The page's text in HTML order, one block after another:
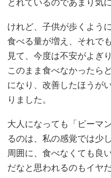
とれているのであまり気
けれど、子供が歩くよう
食べる量が増え、それで
見て、今度は不安がよぎり
このまま食べなかったら
になり、改善したほうが
りました。
大人になっても「ピーマ
るのは、私の感覚では少
周囲に、食べなくても良
だなと思われるのもイヤ